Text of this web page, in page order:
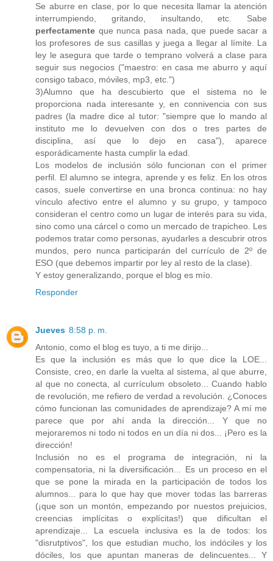
Se aburre en clase, por lo que necesita llamar la atención
interrumpiendo, gritando, insultando, etc. Sabe
perfectamente que nunca pasa nada, que puede sacar a
los profesores de sus casillas y juega a llegar al límite. La
ley le asegura que tarde o temprano volverá a clase para
seguir sus negocios ("maestro: en casa me aburro y aquí
consigo tabaco, móviles, mp3, etc.")
3)Alumno que ha descubierto que el sistema no le
proporciona nada interesante y, en connivencia con sus
padres (la madre dice al tutor: "siempre que lo mando al
instituto me lo devuelven con dos o tres partes de
disciplina, así que lo dejo en casa"), aparece
esporádicamente hasta cumplir la edad.
Los modelos de inclusión sólo funcionan con el primer
perfil. El alumno se integra, aprende y es feliz. En los otros
casos, suele convertirse en una bronca continua: no hay
vínculo afectivo entre el alumno y su grupo, y tampoco
consideran el centro como un lugar de interés para su vida,
sino como una cárcel o como un mercado de trapicheo. Les
podemos tratar como personas, ayudarles a descubrir otros
mundos, pero nunca participarán del currículo de 2º de
ESO (que debemos impartir por ley al resto de la clase).
Y estoy generalizando, porque el blog es mío.
Responder
Jueves 8:58 p. m.
Antonio, como el blog es tuyo, a ti me dirijo...
Es que la inclusión es más que lo que dice la LOE...
Consiste, creo, en darle la vuelta al sistema, al que aburre,
al que no conecta, al currículum obsoleto... Cuando hablo
de revolución, me refiero de verdad a revolución. ¿Conoces
cómo funcionan las comunidades de aprendizaje? A mí me
parece que por ahí anda la dirección... Y que no
mejoraremos ni todo ni todos en un día ni dos... ¡Pero es la
dirección!
Inclusión no es el programa de integración, ni la
compensatoria, ni la diversificación... Es un proceso en el
que se pone la mirada en la participación de todos los
alumnos... para lo que hay que mover todas las barreras
(¡que son un montón, empezando por nuestos prejuicios,
creencias implícitas o explícitas!) que dificultan el
aprendizaje... La escuela inclusiva es la de todos: los
"disrutptivos", los que estudian mucho, los indóciles y los
dóciles, los que apuntan maneras de delincuentes... Y